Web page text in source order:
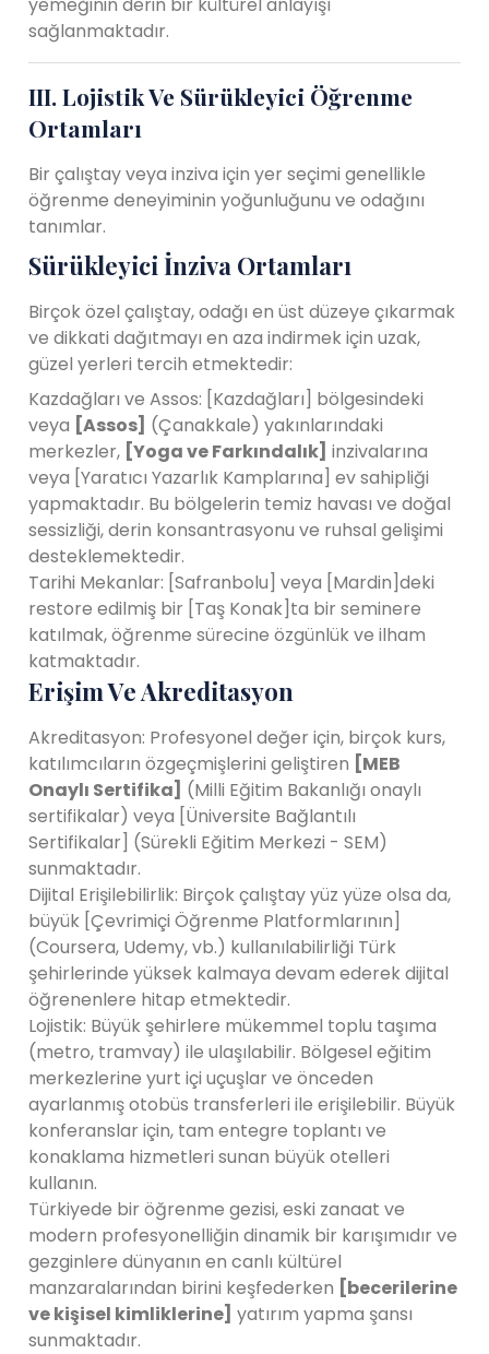
sağlanmaktadır.
III. Lojistik Ve Sürükleyici Öğrenme
Ortamları
Bir çalıştay veya inziva için yer seçimi genellikle
öğrenme deneyiminin yoğunluğunu ve odağını
tanımlar.
Sürükleyici İnziva Ortamları
Birçok özel çalıştay, odağı en üst düzeye çıkarmak
ve dikkati dağıtmayı en aza indirmek için uzak,
güzel yerleri tercih etmektedir:
Kazdağları ve Assos: [Kazdağları] bölgesindeki
veya [Assos] (Çanakkale) yakınlarındaki
merkezler, [Yoga ve Farkındalık] inzivalarına
veya [Yaratıcı Yazarlık Kamplarına] ev sahipliği
yapmaktadır. Bu bölgelerin temiz havası ve doğal
sessizliği, derin konsantrasyonu ve ruhsal gelişimi
desteklemektedir.
Tarihi Mekanlar: [Safranbolu] veya [Mardin]deki
restore edilmiş bir [Taş Konak]ta bir seminere
katılmak, öğrenme sürecine özgünlük ve ilham
katmaktadır.
Erişim Ve Akreditasyon
Akreditasyon: Profesyonel değer için, birçok kurs,
katılımcıların özgeçmişlerini geliştiren [MEB
Onaylı Sertifika] (Milli Eğitim Bakanlığı onaylı
sertifikalar) veya [Üniversite Bağlantılı
Sertifikalar] (Sürekli Eğitim Merkezi - SEM)
sunmaktadır.
Dijital Erişilebilirlik: Birçok çalıştay yüz yüze olsa da,
büyük [Çevrimiçi Öğrenme Platformlarının]
(Coursera, Udemy, vb.) kullanılabilirliği Türk
şehirlerinde yüksek kalmaya devam ederek dijital
öğrenenlere hitap etmektedir.
Lojistik: Büyük şehirlere mükemmel toplu taşıma
(metro, tramvay) ile ulaşılabilir. Bölgesel eğitim
merkezlerine yurt içi uçuşlar ve önceden
ayarlanmış otobüs transferleri ile erişilebilir. Büyük
konferanslar için, tam entegre toplantı ve
konaklama hizmetleri sunan büyük otelleri
kullanın.
Türkiyede bir öğrenme gezisi, eski zanaat ve
modern profesyonelliğin dinamik bir karışımıdır ve
gezginlere dünyanın en canlı kültürel
manzaralarından birini keşfederken [becerilerine
ve kişisel kimliklerine] yatırım yapma şansı
sunmaktadır.